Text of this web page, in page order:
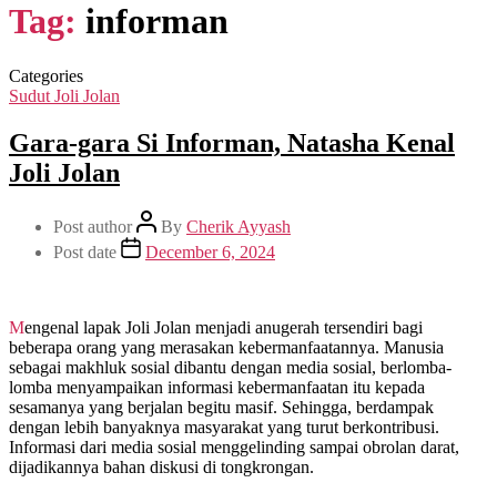
Tag: informan
Categories
Sudut Joli Jolan
Gara-gara Si Informan, Natasha Kenal
Joli Jolan
Post author By Cherik Ayyash
Post date
December 6, 2024
Mengenal lapak Joli Jolan menjadi anugerah tersendiri bagi
beberapa orang yang merasakan kebermanfaatannya. Manusia
sebagai makhluk sosial dibantu dengan media sosial, berlomba-
lomba menyampaikan informasi kebermanfaatan itu kepada
sesamanya yang berjalan begitu masif. Sehingga, berdampak
dengan lebih banyaknya masyarakat yang turut berkontribusi.
Informasi dari media sosial menggelinding sampai obrolan darat,
dijadikannya bahan diskusi di tongkrongan.